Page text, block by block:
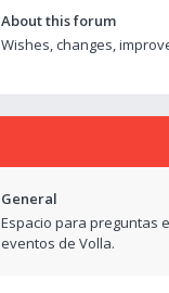
About this forum
Wishes, changes,
General
Espacio para preguntas
eventos de Volla.